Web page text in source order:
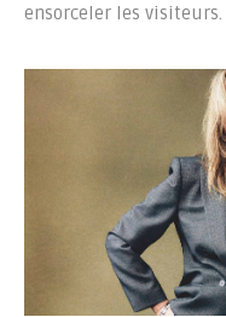
ensorceler les visiteurs.